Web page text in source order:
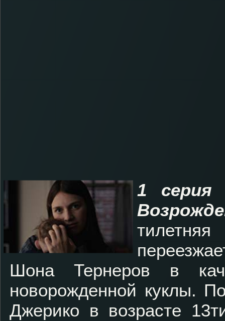
1 серия
Шона Тернеров в
новорожденной куклы.
Джерико в возрасте